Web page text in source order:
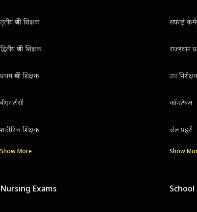
तृतीय श्रेणी शिक्षक
द्वितीय श्रेणी शिक्षक
प्रथम श्रेणी शिक्षक
बीएसटीसी
शारीरिक शिक्षक
Show More
सफाई
राजस्थान
उप
कॉन्स्टेबल
जेल प्रहरी
Show
Nursing Exams